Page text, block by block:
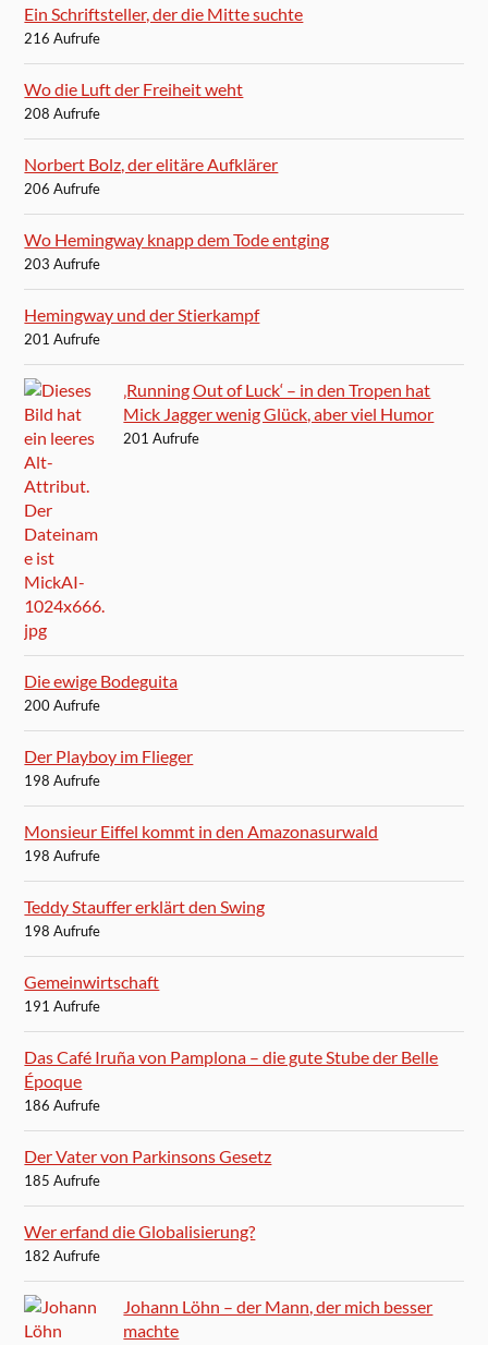
Ein Schriftsteller, der die Mitte suchte
216 Aufrufe
Wo die Luft der Freiheit weht
208 Aufrufe
Norbert Bolz, der elitäre Aufklärer
206 Aufrufe
Wo Hemingway knapp dem Tode entging
203 Aufrufe
Hemingway und der Stierkampf
201 Aufrufe
‚Running Out of Luck‘ – in den Tropen hat
Mick Jagger wenig Glück, aber viel Humor
201 Aufrufe
Die ewige Bodeguita
200 Aufrufe
Der Playboy im Flieger
198 Aufrufe
Monsieur Eiffel kommt in den Amazonasurwald
198 Aufrufe
Teddy Stauffer erklärt den Swing
198 Aufrufe
Gemeinwirtschaft
191 Aufrufe
Das Café Iruña von Pamplona – die gute Stube der Belle
Époque
186 Aufrufe
Der Vater von Parkinsons Gesetz
185 Aufrufe
Wer erfand die Globalisierung?
182 Aufrufe
Johann Löhn – der Mann, der mich besser
machte